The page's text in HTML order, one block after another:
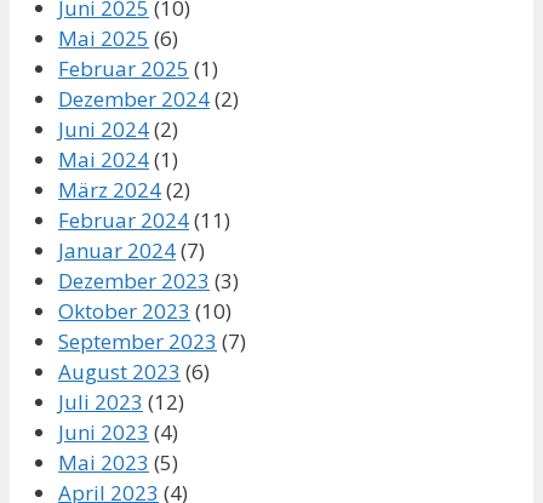
Juni 2025 (10)
Mai 2025 (6)
Februar 2025 (1)
Dezember 2024(2)
Juni 2024(2)
Mai 2024(1)
März 2024(2)
Februar 2024(11)
Januar 2024(7)
Dezember 2023 (3)
Oktober 2023 (10)
September 2023 (7)
August 2023 (6)
Juli 2023 (12)
Juni 2023 (4)
Mai 2023 (5)
April 2023 (4)